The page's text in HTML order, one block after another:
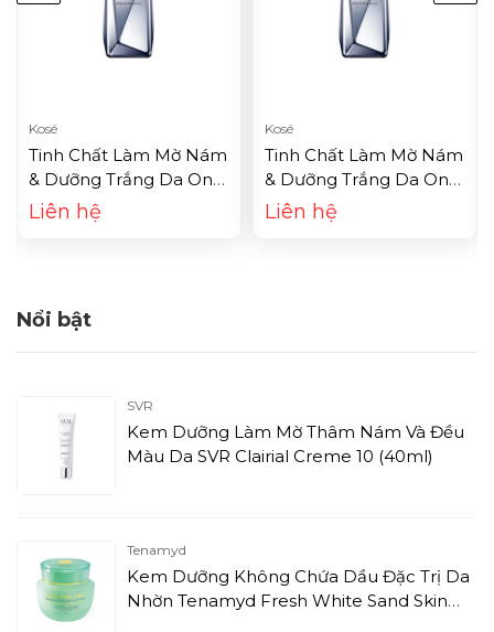
Kosé
Tinh Chất Làm Mờ Nám
& Dưỡng Trắng Da One
By Kosé MelanoShot
White (40ml)
Liên hệ
Kosé
Tinh Chất Làm Mờ Nám
& Dưỡng Trắng Da One
By Kosé MelanoShot
White (65ml)
Liên hệ
Nổi bật
SVR
Kem Dưỡng Làm Mờ Thâm Nám Và Đều
Màu Da SVR Clairial Creme 10 (40ml)
Tenamyd
Kem Dưỡng Không Chứa Dầu Đặc Trị Da
Nhờn Tenamyd Fresh White Sand Skin